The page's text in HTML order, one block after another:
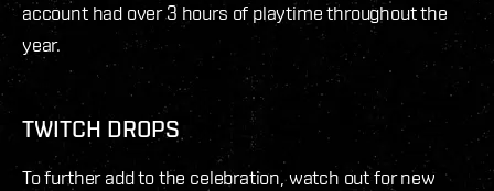
account had over 3 hours of playtime throughout the
year.
TWITCH DROPS
To further add to the celebration, watch out for new